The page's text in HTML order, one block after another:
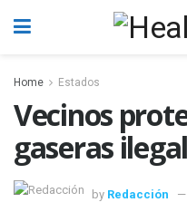
Home Estados
Vecinos
gaseras
by Redacción